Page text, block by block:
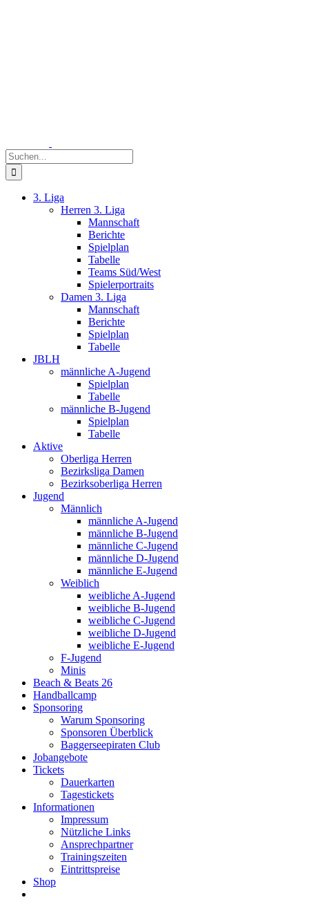
Suche
nach:
3. Liga
Herren 3. Liga
Mannschaft
Berichte
Spielplan
Tabelle
Teams Süd/West
Spielerportraits
Damen 3. Liga
Mannschaft
Berichte
Spielplan
Tabelle
JBLH
männliche A-Jugend
Spielplan
Tabelle
männliche B-Jugend
Spielplan
Tabelle
Aktive
Oberliga Herren
Bezirksliga Damen
Bezirksoberliga Herren
Jugend
Männlich
männliche A-Jugend
männliche B-Jugend
männliche C-Jugend
männliche D-Jugend
männliche E-Jugend
Weiblich
weibliche A-Jugend
weibliche B-Jugend
weibliche C-Jugend
weibliche D-Jugend
weibliche E-Jugend
F-Jugend
Minis
Beach & Beats 26
Handballcamp
Sponsoring
Warum Sponsoring
Sponsoren Überblick
Baggerseepiraten Club
Jobangebote
Tickets
Dauerkarten
Tagestickets
Informationen
Impressum
Nützliche Links
Ansprechpartner
Trainingszeiten
Eintrittspreise
Shop